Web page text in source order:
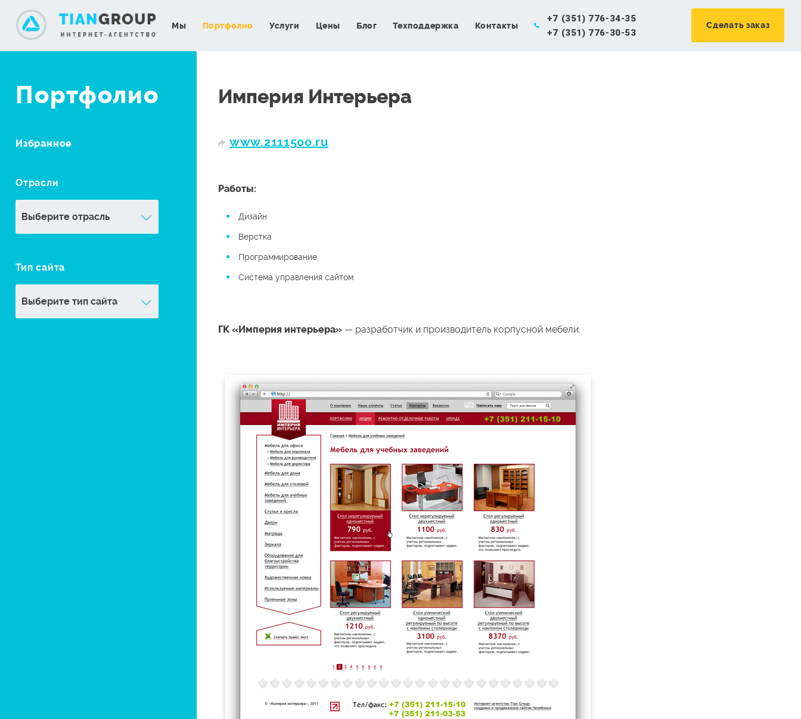
Мы Портфолио Услуги Цены Блог Техподдержка Контакты
+7 (351) 776-34-35
+7 (351) 776-30-53
Сделать заказ
Портфолио
Избранное
Отрасли
Тип сайта
Империя Интерьера
www.2111500.ru
Работы:
Дизайн
Верстка
Программирование
Система управления сайтом
ГК «Империя интерьера» — разработчик и производитель корпусной мебели.